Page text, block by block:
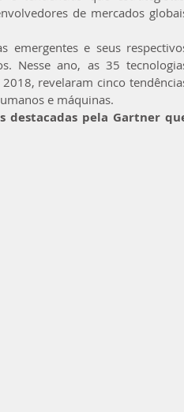
de mercados
emergentes e seus
Nesse ano, as 35
revelaram cinco
e máquinas.
destacadas pela Gartner